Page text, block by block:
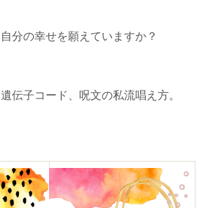
自分の幸せを願えていますか？
遺伝子コード、呪文の私流唱え方。